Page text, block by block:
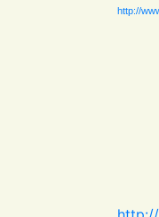
http://